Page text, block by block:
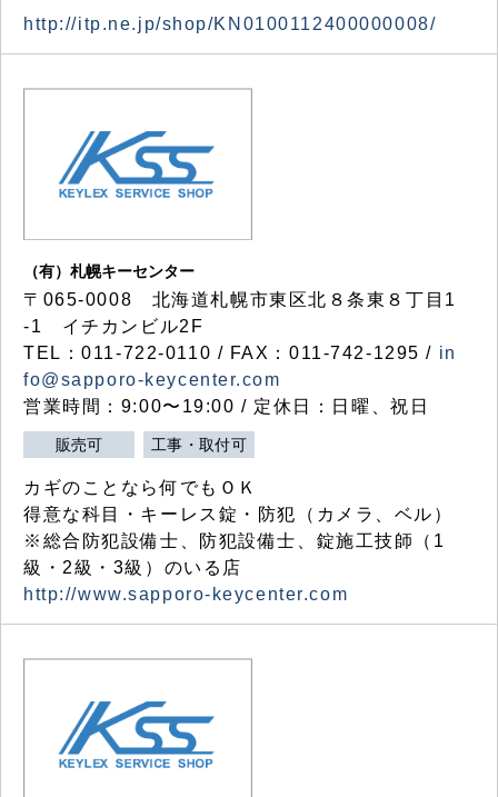
http://itp.ne.jp/shop/KN0100112400000008/
（有）札幌キーセンター
〒065-0008 北海道札幌市東区北８条東８丁目1
-1 イチカンビル2F
TEL：011-722-0110 / FAX：011-742-1295 / in
fo@sapporo-keycenter.com
営業時間：9:00〜19:00 / 定休日：日曜、祝日
販売可 工事・取付可
カギのことなら何でもＯＫ
得意な科目・キーレス錠・防犯（カメラ、ベル）
※総合防犯設備士、防犯設備士、錠施工技師（1
級・2級・3級）のいる店
http://www.sapporo-keycenter.com